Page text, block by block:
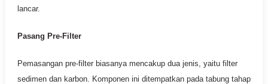
lancar.
Pasang Pre-Filter
Pemasangan pre-filter biasanya mencakup dua jenis, yaitu filter
sedimen dan karbon. Komponen ini ditempatkan pada tabung tahap